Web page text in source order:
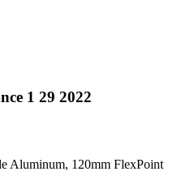
1 29 2022
Aluminum, 120mm FlexPoint